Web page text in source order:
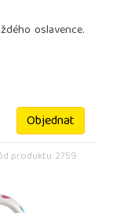
oslavence.
Objednat
produktu: 2759